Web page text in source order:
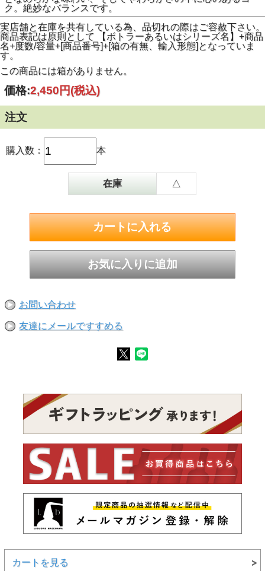
ク。絶妙なバランスです。
実店舗と在庫を共有している為、品切れの際はご容赦下さい。
商品表記は原則として 【ボトラーあるいはシリーズ名】+商品
名+度数/容量+[商品番号]+[箱の有無、輸入形態]となっていま
す。
この商品には箱がありません。
価格:2,450円(税込)
注文
購入数： 本
在庫 △
お問い合わせ
友達にメールですすめる
カートを見る